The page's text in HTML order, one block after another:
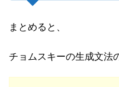
まとめると、
チョムスキーの生成文法